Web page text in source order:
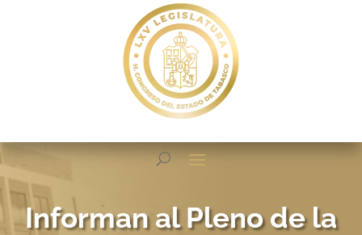
Informan al Pleno de la